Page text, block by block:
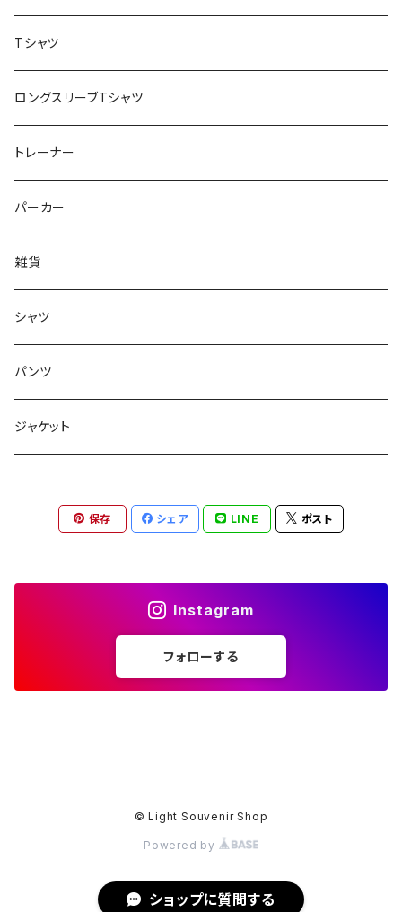
Tシャツ
ロングスリーブTシャツ
トレーナー
パーカー
雑貨
シャツ
パンツ
ジャケット
保存 シェア LINE ポスト
Instagram
フォローする
© Light Souvenir Shop
Powered by
ショップに質問する